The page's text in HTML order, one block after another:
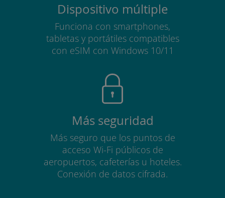
Dispositivo múltiple
Funciona con smartphones,
tabletas y portátiles compatibles
con eSIM con Windows 10/11
Más seguridad
Más seguro que los puntos de
acceso Wi-Fi públicos de
aeropuertos, cafeterías u hoteles.
Conexión de datos cifrada.